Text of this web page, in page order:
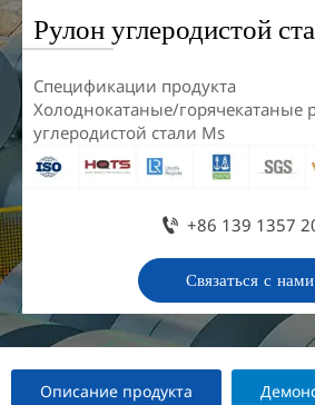
Рулон углеродистой
Спецификации продукта
Холоднокатаные/горячекатаные
углеродистой стали Ms
 +86 139 1357
Связаться с нами
Описание продукта